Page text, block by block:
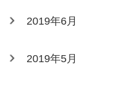
2019年6月
2019年5月